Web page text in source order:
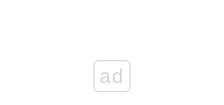
ad